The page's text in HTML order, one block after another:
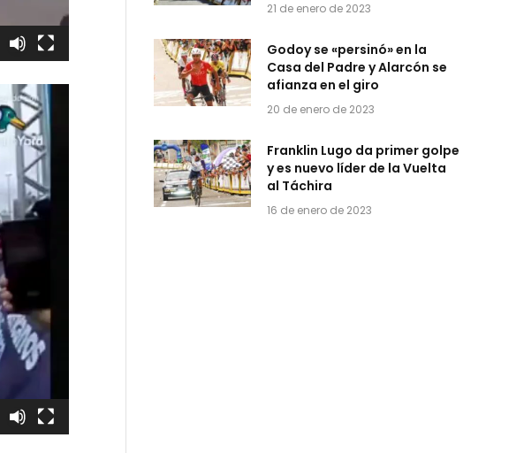
21 de enero de 2023
Godoy se «persinó» en la
Casa del Padre y Alarcón se
afianza en el giro
20 de enero de 2023
Franklin Lugo da primer golpe
y es nuevo líder de la Vuelta
al Táchira
16 de enero de 2023